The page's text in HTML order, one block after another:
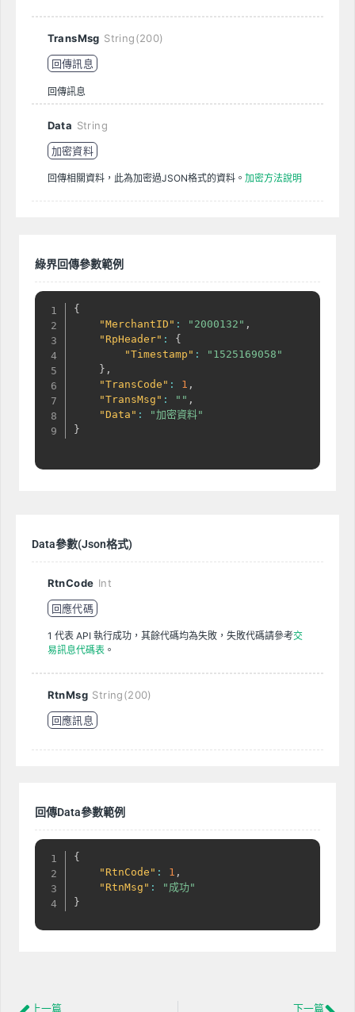
TransMsg String(200)
回傳訊息
回傳訊息
Data String
加密資料
回傳相關資料，此為加密過JSON格式的資料。 加密方法說明
綠界回傳參數範例
{
"MerchantID" : "2000132" ,
"RpHeader" :
{
"Timestamp" :
"1525169058"
} ,
"TransCode" : 1 ,
"TransMsg" : "" ,
"Data" :
"加密資料"
}
Data參數(Json格式)
RtnCode Int
回應代碼
1 代表 API 執行成功，其餘代碼均為失敗，失敗代碼請參考交
易訊息代碼表。
RtnMsg String(200)
回應訊息
回傳Data參數範例
{
"RtnCode" : 1 ,
"RtnMsg" :
"成功"
}
上一篇 下一篇